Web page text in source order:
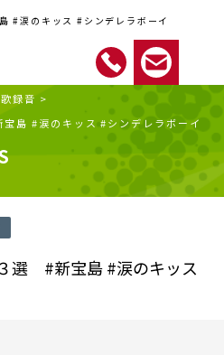
#涙のキッス #シンデレラボーイ
録音 >
島 #涙のキッス #シンデレラボーイ
選 #新宝島 #涙のキッス